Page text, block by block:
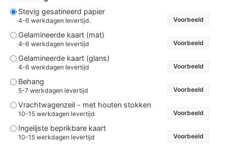
Stevig gesatineerd papier
4-6 werkdagen levertijd. Voorbeeld
Gelamineerde kaart (mat)
4-6 werkdagen levertijd Voorbeeld
Gelamineerde kaart (glans)
4-6 werkdagen levertijd Voorbeeld
Behang
5-7 werkdagen levertijd Voorbeeld
Vrachtwagenzeil - met houten stokken
10-15 werkdagen levertijd Voorbeeld
Ingelijste beprikbare kaart
10-15 werkdagen levertijd Voorbeeld